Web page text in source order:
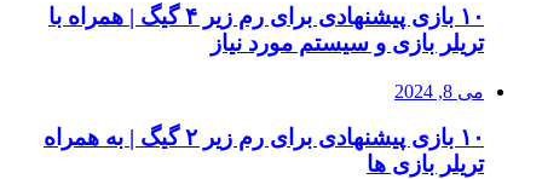
۱۰ بازی پیشنهادی برای رم زیر ۴ گیگ | همراه با
تریلر بازی و سیستم مورد نیاز
می 8, 2024
۱۰ بازی پیشنهادی برای رم زیر ۲ گیگ | به همراه
تریلر بازی ها